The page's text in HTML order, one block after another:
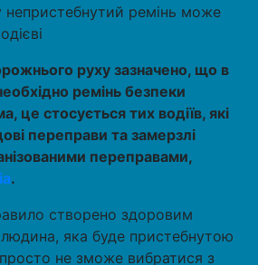
руху зазначено, що в
ремінь безпеки
це стосується тих водіїв, які
переправи та замерзлі
переправами,
.
створено здоровим
яка буде пристебнутою
не зможе вибратися з